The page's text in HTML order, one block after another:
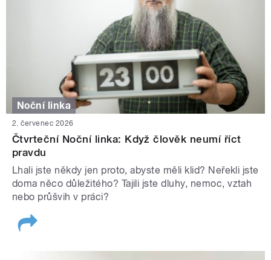
Noční linka
2. červenec 2026
Čtvrteční Noční linka: Když člověk neumí říct
pravdu
Lhali jste někdy jen proto, abyste měli klid? Neřekli jste
doma něco důležitého? Tajili jste dluhy, nemoc, vztah
nebo průšvih v práci?